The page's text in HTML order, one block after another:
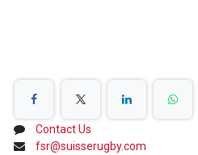
Contact Us
fsr@suisserugby.com